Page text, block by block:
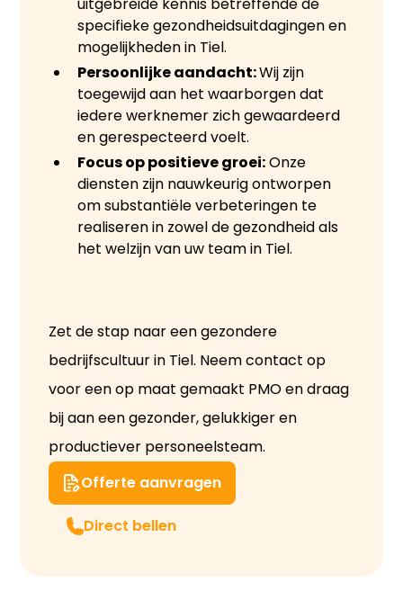
specifieke gezondheidsuitdagingen en
mogelijkheden in Tiel.
Persoonlijke aandacht:Wij zijn
toegewijd aan het waarborgen dat
iedere werknemer zich gewaardeerd
en gerespecteerd voelt.
Focus op positieve groei:Onze
diensten zijn nauwkeurig ontworpen
om substantiële verbeteringen te
realiseren in zowel de gezondheid als
het welzijn van uw team in Tiel.
Zet de stap naar een gezondere
bedrijfscultuur in Tiel. Neem contact op
voor een op maat gemaakt PMO en draag
bij aan een gezonder, gelukkiger en
productiever personeelsteam.
Offerte aanvragen
Direct bellen